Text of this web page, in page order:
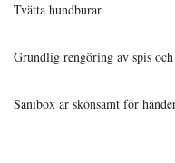
Tvätta hundburar
Grundlig rengöring av spis
Sanibox är skonsamt för